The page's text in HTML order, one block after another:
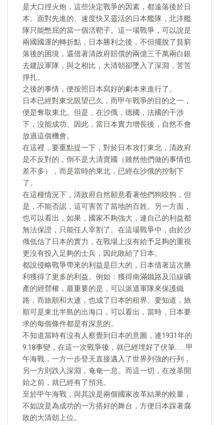
是大口徑火炮，這些決定戰爭的因素，都遠落後於日
本。面對先進的、速度快又靈活的日本艦隊，北洋艦
隊只能憋屈的當一個活靶子。這一場戰爭，可以說是
兩國國運的轉折點，日本勝利之後，不但擺脫了貧窮
落後的困境，還借著清政府賠償的兩億三千萬兩白銀
去建設軍隊，與之相比，大清朝卻墜入了深淵，苦苦
掙扎。
之後的事情，便按照日本寫好的劇本來進行了。
日本已經對東北覬望已久，而甲午戰爭的目的之一，
便是奪取東北。但是，在沙俄，德國，法國的干涉
下，沒能成功。因此，當日本實力增長後，自然不會
放過這個機會。
在這裡，要重點提一下，對於日本攻打東北，清政府
是不反對的，倒不是大清賣國（雖然他們做的事情也
差不多），而是當時的東北，已經在沙俄的控制下
了。
在這種情況下，清政府自然願意看著他們狗咬狗，但
是，不能否認，這可害苦了當地的百姓。另一方面，
也可以看出，如果，國家不夠強大，連自己的利益都
無法保證，只能任人宰割了。在這場戰爭中，由於沙
俄低估了日本的實力，在戰場上沒有給予足夠的重視
更沒有投入足夠的士兵，因此敗給了日本。
都說侵略戰爭帶來的利益是巨大的，日本借著這次勝
利獲得了更多的利益。例如：獲得南滿鐵路及沿線礦
產的經營權，最重要的是，可以派遣軍隊來保護鐵
路，而旅順和大連，也成了日本的租界。要知道，旅
順可是東北半島的出海口，可以看出，當時，日本要
求的每個條件都是有深意的。
不知道當時有沒有人察覺到日本的意圖，連1931年的
9.18事變，在這一次戰爭後，就已經埋好了伏筆… …甲
午海戰，一方一步登天直接邁入了世界列強的行列，
另一方則跌入深淵，奄奄一息。而這一切，在改革開
始之前，就已經有了預兆。
至於甲午海戰，與其說是兩個國家改革結果的較量，
不如說是為成功的一方搭好的舞台，方便日本踩著腐
敗的大清朝上位。